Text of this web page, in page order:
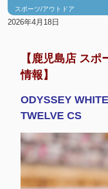
スポーツ/アウトドア
2026年4月18日
【鹿児島店 ス
情報】
ODYSSEY
TWELVE CS